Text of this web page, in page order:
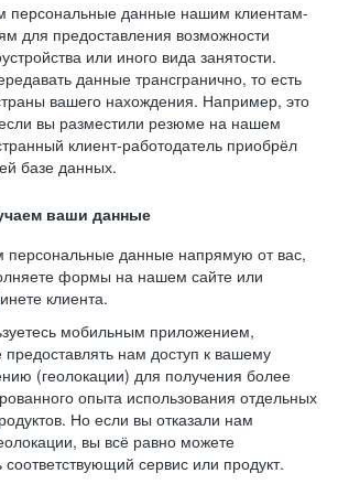
персональные данные нашим клиентам-
для предоставления возможности
или иного вида занятости.
данные трансгранично, то есть
вашего нахождения. Например, это
вы разместили резюме на нашем
клиент-работодатель приобрёл
базе данных.
ваши данные
данные напрямую от вас,
формы на нашем сайте или
клиента.
мобильным приложением,
нам доступ к вашему
(геолокации) для получения более
опыта использования отдельных
Но если вы отказали нам
вы всё равно можете
соответствующий сервис или продукт.